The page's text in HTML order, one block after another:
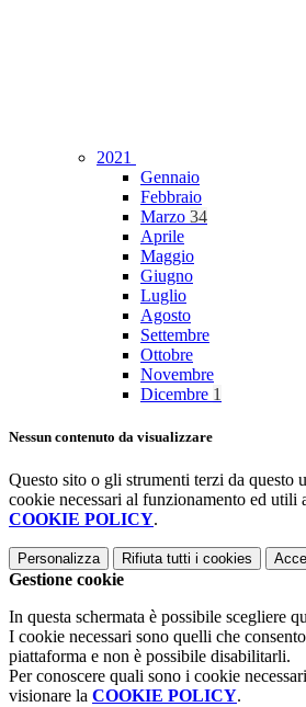
2021
Gennaio
Febbraio
Marzo 34
Aprile
Maggio
Giugno
Luglio
Agosto
Settembre
Ottobre
Novembre
Dicembre 1
Nessun contenuto da visualizzare
Questo sito o gli strumenti terzi da questo
cookie necessari al funzionamento ed utili
COOKIE POLICY.
Personalizza Rifiuta tutti i cookies
Gestione cookie
In questa schermata è possibile scegliere
I cookie necessari sono quelli che
piattaforma e non è possibile disabilitarli.
Per conoscere quali sono i cookie
visionare la COOKIE POLICY.